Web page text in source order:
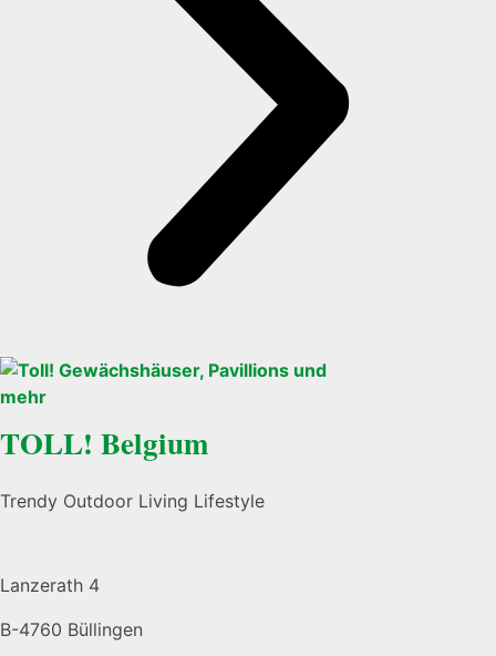
TOLL! Belgium
Trendy Outdoor Living Lifestyle
Lanzerath 4
B-4760 Büllingen